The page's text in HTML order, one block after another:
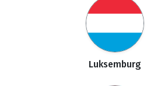
Luksemburg